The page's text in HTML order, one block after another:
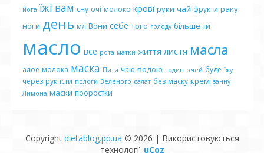
йога їжі вам сну очі молоко крові руки чай фрукти раку
ноги день мл Вони себе того голоду більше ти
масло все рота матки життя листя масла
алое молока маска Пити чаю водою годин очей буде їжу
через рук їсти пологи Зеленого салат без маску крем ванну
Лимона маски проростки
Copyright dietablog.pp.ua © 2026 | Використовуються
технології uCoz